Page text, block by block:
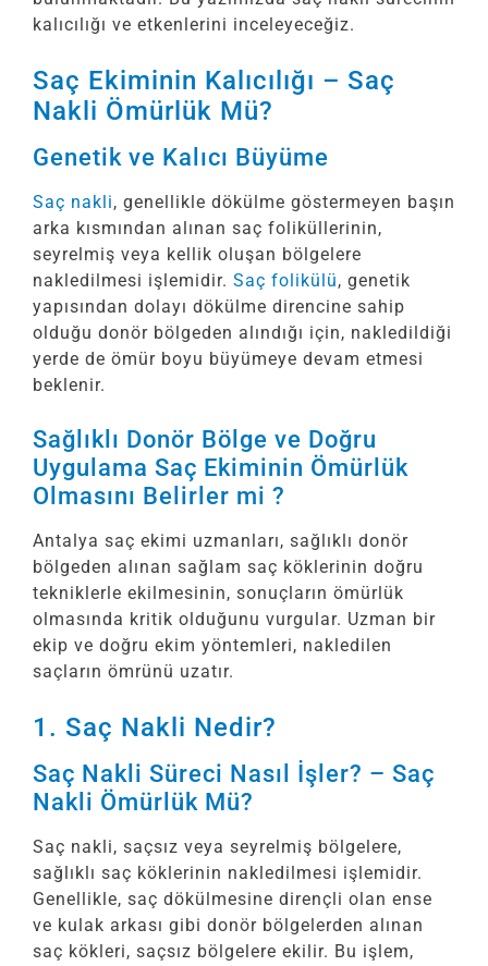
kalıcılığı ve etkenlerini inceleyeceğiz.
Saç Ekiminin Kalıcılığı – Saç
Nakli Ömürlük Mü?
Genetik ve Kalıcı Büyüme
Saç nakli, genellikle dökülme göstermeyen başın
arka kısmından alınan saç foliküllerinin,
seyrelmiş veya kellik oluşan bölgelere
nakledilmesi işlemidir. Saç folikülü, genetik
yapısından dolayı dökülme direncine sahip
olduğu donör bölgeden alındığı için, nakledildiği
yerde de ömür boyu büyümeye devam etmesi
beklenir.
Sağlıklı Donör Bölge ve Doğru
Uygulama Saç Ekiminin Ömürlük
Olmasını Belirler mi ?
Antalya saç ekimi uzmanları, sağlıklı donör
bölgeden alınan sağlam saç köklerinin doğru
tekniklerle ekilmesinin, sonuçların ömürlük
olmasında kritik olduğunu vurgular. Uzman bir
ekip ve doğru ekim yöntemleri, nakledilen
saçların ömrünü uzatır.
1. Saç Nakli Nedir?
Saç Nakli Süreci Nasıl İşler? – Saç
Nakli Ömürlük Mü?
Saç nakli, saçsız veya seyrelmiş bölgelere,
sağlıklı saç köklerinin nakledilmesi işlemidir.
Genellikle, saç dökülmesine dirençli olan ense
ve kulak arkası gibi donör bölgelerden alınan
saç kökleri, saçsız bölgelere ekilir. Bu işlem,